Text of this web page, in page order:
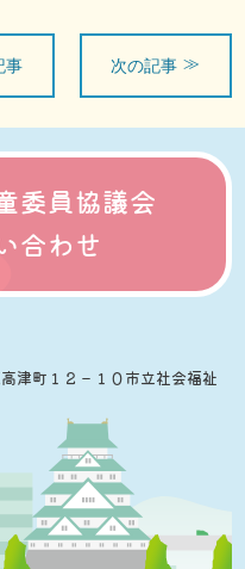
事 次の記事
委員協議会
合わせ
津町１２−１０市立社会福祉